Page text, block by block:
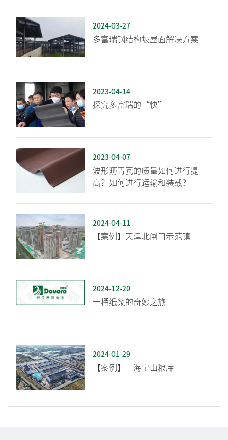
2024-03-27
多富瑞钢结构坡屋面解决方案
2023-04-14
探究多富瑞的“快”
2023-04-07
波形沥青瓦的质量如何进行提
高？如何进行运输和装载？
2024-04-11
【案例】天津北闸口示范镇
2024-12-20
一桶纸浆的奇妙之旅
2024-01-29
【案例】上海宝山粮库